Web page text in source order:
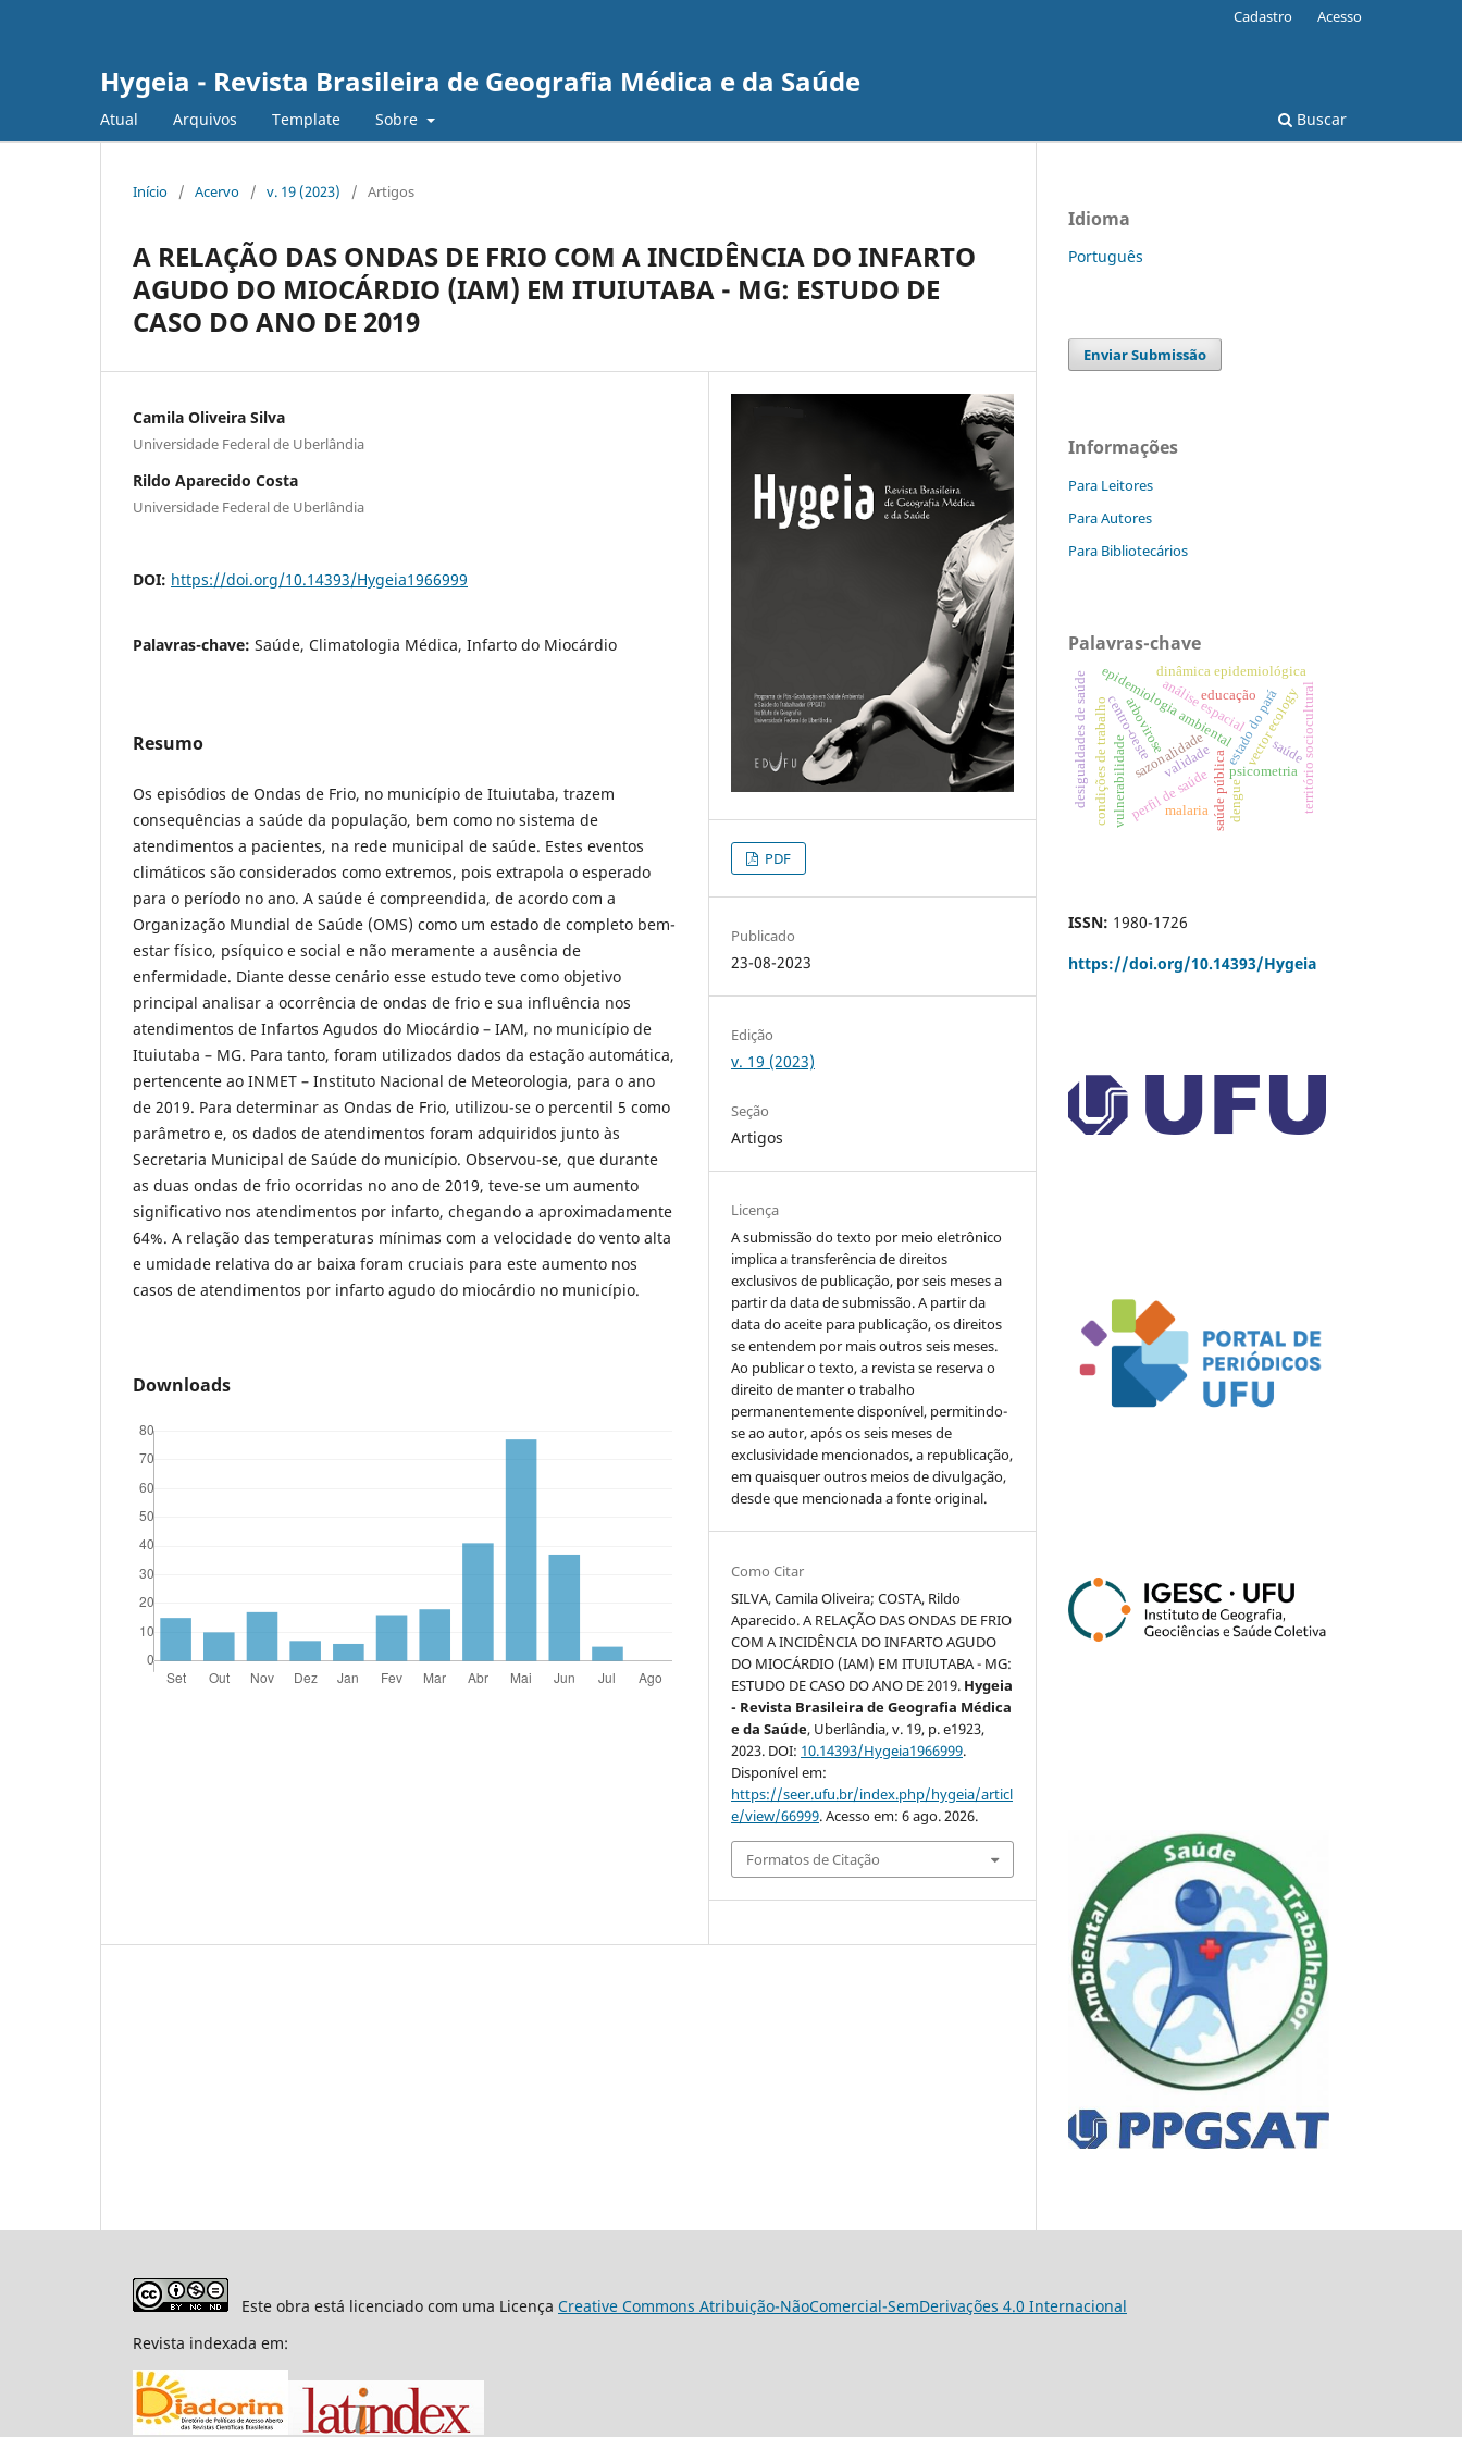
Hygeia - Revista Brasileira de Geografia Médica e da Saúde
Atual Arquivos Template Sobre Buscar
Cadastro Acesso
Início / Acervo / v. 19 (2023) / Artigos
A RELAÇÃO DAS ONDAS DE FRIO COM A INCIDÊNCIA DO INFARTO
AGUDO DO MIOCÁRDIO (IAM) EM ITUIUTABA - MG: ESTUDO DE
CASO DO ANO DE 2019
Camila Oliveira Silva
Universidade Federal de Uberlândia
Rildo Aparecido Costa
Universidade Federal de Uberlândia
DOI: https://doi.org/10.14393/Hygeia1966999
Palavras-chave: Saúde, Climatologia Médica, Infarto do Miocárdio
Resumo
Os episódios de Ondas de Frio, no município de Ituiutaba, trazem
consequências a saúde da população, bem como no sistema de
atendimentos a pacientes, na rede municipal de saúde. Estes eventos
climáticos são considerados como extremos, pois extrapola o esperado
para o período no ano. A saúde é compreendida, de acordo com a
Organização Mundial de Saúde (OMS) como um estado de completo bem-
estar físico, psíquico e social e não meramente a ausência de
enfermidade. Diante desse cenário esse estudo teve como objetivo
principal analisar a ocorrência de ondas de frio e sua influência nos
atendimentos de Infartos Agudos do Miocárdio – IAM, no município de
Ituiutaba – MG. Para tanto, foram utilizados dados da estação automática,
pertencente ao INMET – Instituto Nacional de Meteorologia, para o ano
de 2019. Para determinar as Ondas de Frio, utilizou-se o percentil 5 como
parâmetro e, os dados de atendimentos foram adquiridos junto às
Secretaria Municipal de Saúde do município. Observou-se, que durante
as duas ondas de frio ocorridas no ano de 2019, teve-se um aumento
significativo nos atendimentos por infarto, chegando a aproximadamente
64%. A relação das temperaturas mínimas com a velocidade do vento alta
e umidade relativa do ar baixa foram cruciais para este aumento nos
casos de atendimentos por infarto agudo do miocárdio no município.
Downloads
PDF
Publicado
23-08-2023
Edição
v. 19 (2023)
Seção
Artigos
Licença
A submissão do texto por meio eletrônico
implica a transferência de direitos
exclusivos de publicação, por seis meses a
partir da data de submissão. A partir da
data do aceite para publicação, os direitos
se entendem por mais outros seis meses.
Ao publicar o texto, a revista se reserva o
direito de manter o trabalho
permanentemente disponível, permitindo-
se ao autor, após os seis meses de
exclusividade mencionados, a republicação,
em quaisquer outros meios de divulgação,
desde que mencionada a fonte original.
Como Citar
SILVA, Camila Oliveira; COSTA, Rildo
Aparecido. A RELAÇÃO DAS ONDAS DE FRIO
COM A INCIDÊNCIA DO INFARTO AGUDO
DO MIOCÁRDIO (IAM) EM ITUIUTABA - MG:
ESTUDO DE CASO DO ANO DE 2019. Hygeia
- Revista Brasileira de Geografia Médica
e da Saúde, Uberlândia, v. 19, p. e1923,
2023. DOI: 10.14393/Hygeia1966999.
Disponível em:
https://seer.ufu.br/index.php/hygeia/articl
e/view/66999. Acesso em: 6 ago. 2026.
Formatos de Citação
Idioma
Português
Enviar Submissão
Informações
Para Leitores
Para Autores
Para Bibliotecários
Palavras-chave
sazonalidade
epidemiologia ambiental
saúde pública
estado do pará
análise espacial
arbovirose
dinâmica epidemiológica
centro-oeste
psicometria
validade
condições de trabalho
desigualdades de saúde território sociocultural
vulnerabilidade perfil de saúde
malaria
vector ecology
dengue
educação
saúde
ISSN: 1980-1726
https://doi.org/10.14393/Hygeia
Este obra está licenciado com uma Licença Creative Commons Atribuição-NãoComercial-SemDerivações 4.0 Internacional
Revista indexada em: